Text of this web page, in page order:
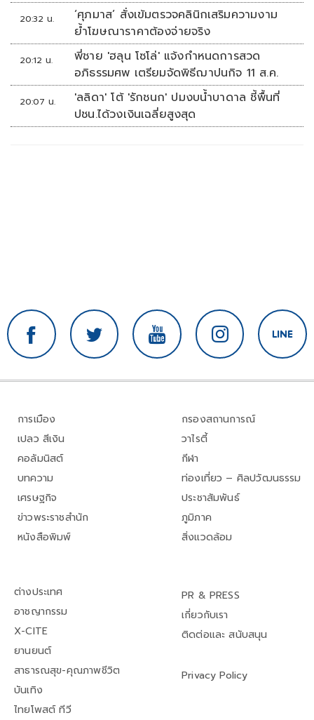
20:32 น.
‘ศุภมาส’ สั่งเข้มตรวจคลินิกเสริมความงาม
ย้ำโฆษณาราคาต้องจ่ายจริง
20:12 น.
พี่ชาย 'ฮลุน โซโล่' แจ้งกำหนดการสวด
อภิธรรมศพ เตรียมจัดพิธีฌาปนกิจ 11 ส.ค.
20:07 น.
'ลลิดา' โต้ 'รักชนก' ปมงบน้ำบาดาล ชี้พื้นที่
ปชน.ได้วงเงินเฉลี่ยสูงสุด
การเมือง
เปลว สีเงิน
คอลัมนิสต์
บทความ
เศรษฐกิจ
ข่าวพระราชสำนัก
หนังสือพิมพ์
กรองสถานการณ์
วาไรตี้
กีฬา
ท่องเที่ยว – ศิลปวัฒนธรรม
ประชาสัมพันธ์
ภูมิภาค
สิ่งแวดล้อม
ต่างประเทศ
อาชญากรรม
X-CITE
ยานยนต์
สาธารณสุข-คุณภาพชีวิต
บันเทิง
ไทยโพสต์ ทีวี
PR & PRESS
เกี่ยวกับเรา
ติดต่อและ สนับสนุน
Privacy Policy